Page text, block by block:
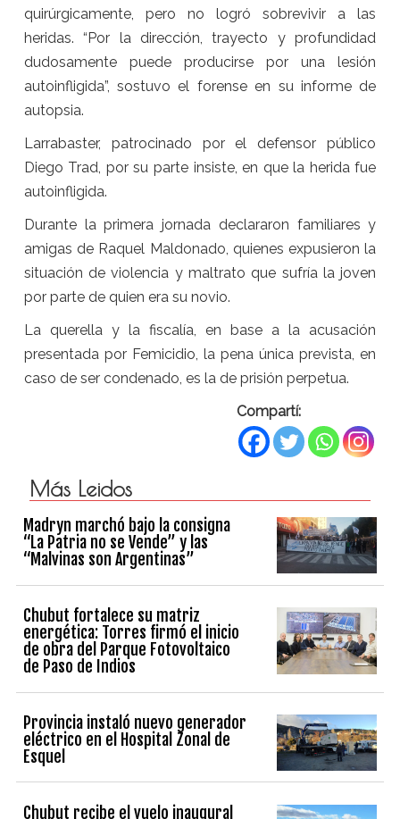
quirúrgicamente, pero no logró sobrevivir a las
heridas. “Por la dirección, trayecto y profundidad
dudosamente puede producirse por una lesión
autoinfligida”, sostuvo el forense en su informe de
autopsia.
Larrabaster, patrocinado por el defensor público
Diego Trad, por su parte insiste, en que la herida fue
autoinfligida.
Durante la primera jornada declararon familiares y
amigas de Raquel Maldonado, quienes expusieron la
situación de violencia y maltrato que sufría la joven
por parte de quien era su novio.
La querella y la fiscalía, en base a la acusación
presentada por Femicidio, la pena única prevista, en
caso de ser condenado, es la de prisión perpetua.
Compartí:
Más Leidos
Madryn marchó bajo la consigna
“La Patria no se Vende” y las
“Malvinas son Argentinas”
Chubut fortalece su matriz
energética: Torres firmó el inicio
de obra del Parque Fotovoltaico
de Paso de Indios
Provincia instaló nuevo generador
eléctrico en el Hospital Zonal de
Esquel
Chubut recibe el vuelo inaugural